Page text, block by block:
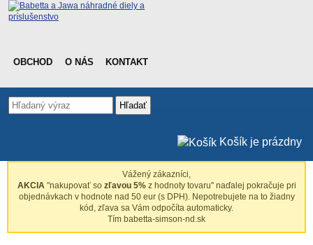
OBCHOD O NÁS KONTAKT
Hľadať
Košík je prázdny
Vážený zákazníci,
AKCIA"nakupovať so zľavou 5%z hodnoty tovaru" naďalej pokračuje pri
objednávkach v hodnote nad 50 eur (s DPH). Nepotrebujete na to žiadny
kód, zľava sa Vám odpočíta automaticky.
Tím babetta-simson-nd.sk